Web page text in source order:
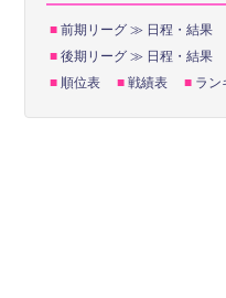
■ 前期リーグ ≫ 日程・結果
■ 後期リーグ ≫ 日程・結果
■ 順位表 ■ 戦績表 ■ ラン